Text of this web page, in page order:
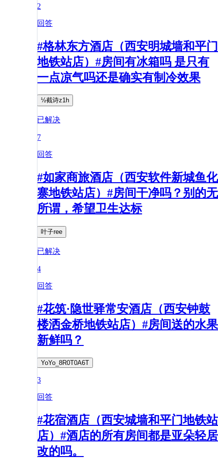
2
回答
#格林东方酒店（西安明城墙和平门
地铁站店）#房间有冰箱吗 是只有
一点凉气吗还是确实有制冷效果
½截诗z1h
已解决
7
回答
#如家商旅酒店（西安软件新城鱼化
寨地铁站店）#房间干净吗？别的无
所谓，希望卫生达标
叶子ree
已解决
4
回答
#花筑·隐世驿常安酒店（西安钟鼓
楼洒金桥地铁站店）#房间送的水果
新鲜吗？
YoYo_8R0T0A6T
3
回答
#花宿酒店（西安城墙和平门地铁站
店）#酒店的所有房间都是亚朵轻居
改的吗。